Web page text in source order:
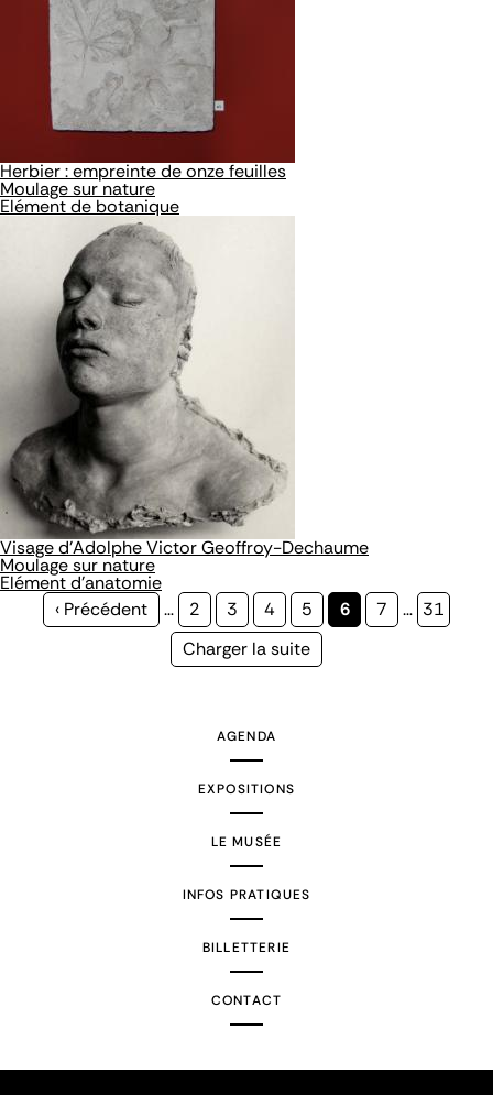
Herbier : empreinte de onze feuilles
Moulage sur nature
Elément de botanique
Visage d'Adolphe Victor Geoffroy-Dechaume
Moulage sur nature
Elément d'anatomie
Page
‹ Précédent … Page
2 Page
3 Page
4 Page
5
Page
6 Page
7 … Page
31
Page
Charger la suite
AGENDA
EXPOSITIONS
LE MUSÉE
INFOS PRATIQUES
BILLETTERIE
CONTACT